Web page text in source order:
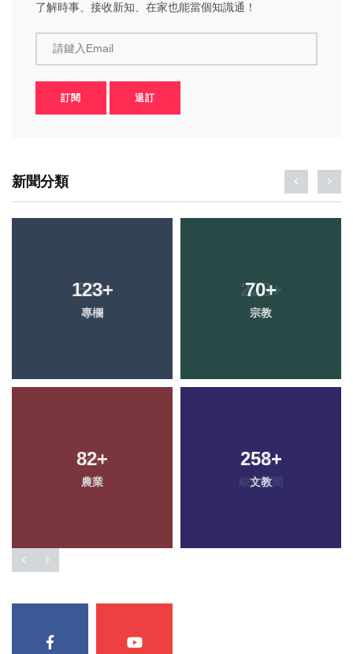
了解時事、接收新知、在家也能當個知識通！
請鍵入Email
訂閱 退訂
新聞分類
123+
專欄
70+
宗教
82+
農業
258+
文教